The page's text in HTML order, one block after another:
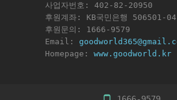
사업자번호: 402-82-20950
후원계좌: KB국민은행 506501-
후원문의: 1666-9579
Email:
Homepage: www.goodworld.kr